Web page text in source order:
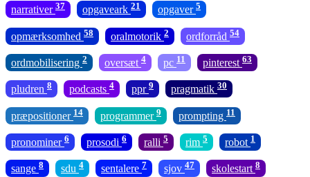
narrativer 37 opgaveark 21 opgaver 5
opmærksomhed 58 oralmotorik 2 ordforråd 54
ordmobilisering 2 oversæt 4 pc 11 pinterest 63
pludren 8 podcasts 4 ppr 9 pragmatik 30
præpositioner 14 programmer 9 prompting 11
pronominer 6 prosodi 6 ralli 5 rim 5 robot 1
sange 8 sdu 4 sentalere 7 sjov 47 skolestart 8